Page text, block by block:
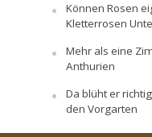
Können Rosen
Kletterrosen
Mehr als eine
Anthurien
Da blüht er
den Vorgarten